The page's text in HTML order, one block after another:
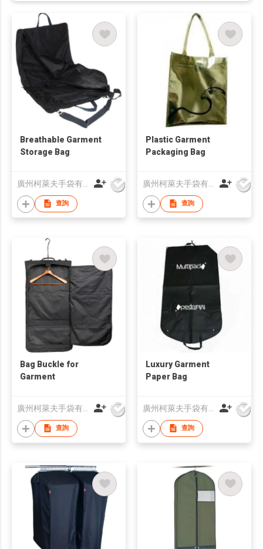
Breathable Garment
Storage Bag
查詢
Plastic Garment
Packaging Bag
查詢
Bag Buckle for
Garment
查詢
Luxury Garment
Paper Bag
查詢